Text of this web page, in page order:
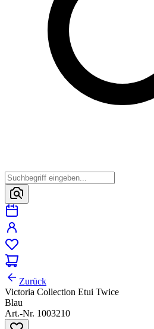
Zurück
Victoria Collection Etui Twice
Blau
Art.-Nr. 1003210